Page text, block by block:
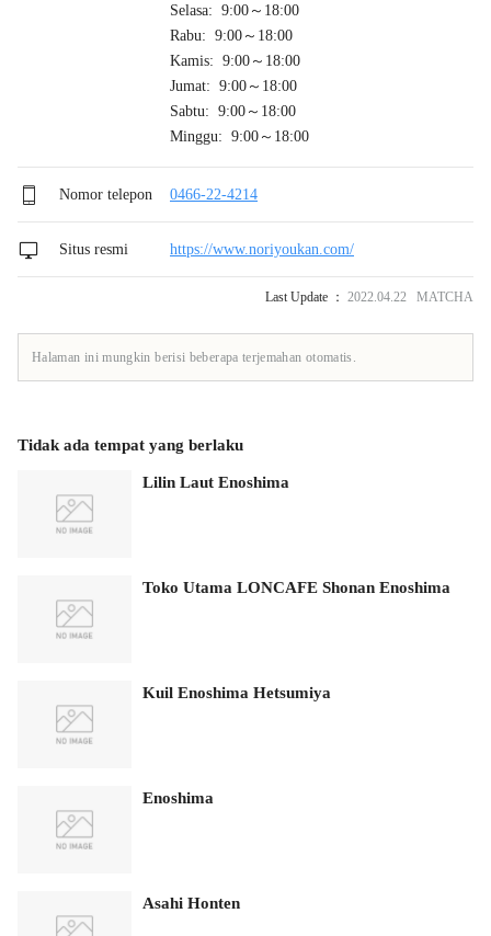
Selasa: 9:00～18:00
Rabu: 9:00～18:00
Kamis: 9:00～18:00
Jumat: 9:00～18:00
Sabtu: 9:00～18:00
Minggu: 9:00～18:00
Nomor telepon 0466-22-4214
Situs resmi https://www.noriyoukan.com/
Last Update ： 2022.04.22 MATCHA
Halaman ini mungkin berisi beberapa terjemahan otomatis.
Tidak ada tempat yang berlaku
Lilin Laut Enoshima
Toko Utama LONCAFE Shonan Enoshima
Kuil Enoshima Hetsumiya
Enoshima
Asahi Honten